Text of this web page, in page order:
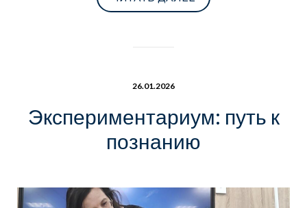
26.01.2026
Экспериментариум: путь к
познанию